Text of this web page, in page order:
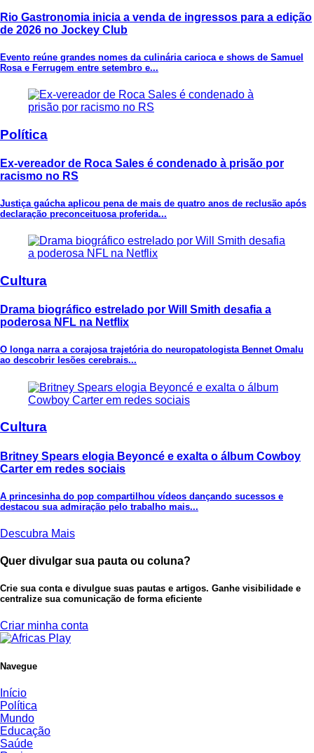
Rio Gastronomia inicia a venda de ingressos para a edição
de 2026 no Jockey Club
Evento reúne grandes nomes da culinária carioca e shows de Samuel
Rosa e Ferrugem entre setembro e...
Política
Ex-vereador de Roca Sales é condenado à prisão por
racismo no RS
Justiça gaúcha aplicou pena de mais de quatro anos de reclusão após
declaração preconceituosa proferida...
Cultura
Drama biográfico estrelado por Will Smith desafia a
poderosa NFL na Netflix
O longa narra a corajosa trajetória do neuropatologista Bennet Omalu
ao descobrir lesões cerebrais...
Cultura
Britney Spears elogia Beyoncé e exalta o álbum Cowboy
Carter em redes sociais
A princesinha do pop compartilhou vídeos dançando sucessos e
destacou sua admiração pelo trabalho mais...
Descubra Mais
Quer divulgar sua pauta ou coluna?
Crie sua conta e divulgue suas pautas e artigos. Ganhe visibilidade e
centralize sua comunicação de forma eficiente
Criar minha conta
Navegue
Início
Política
Mundo
Educação
Saúde